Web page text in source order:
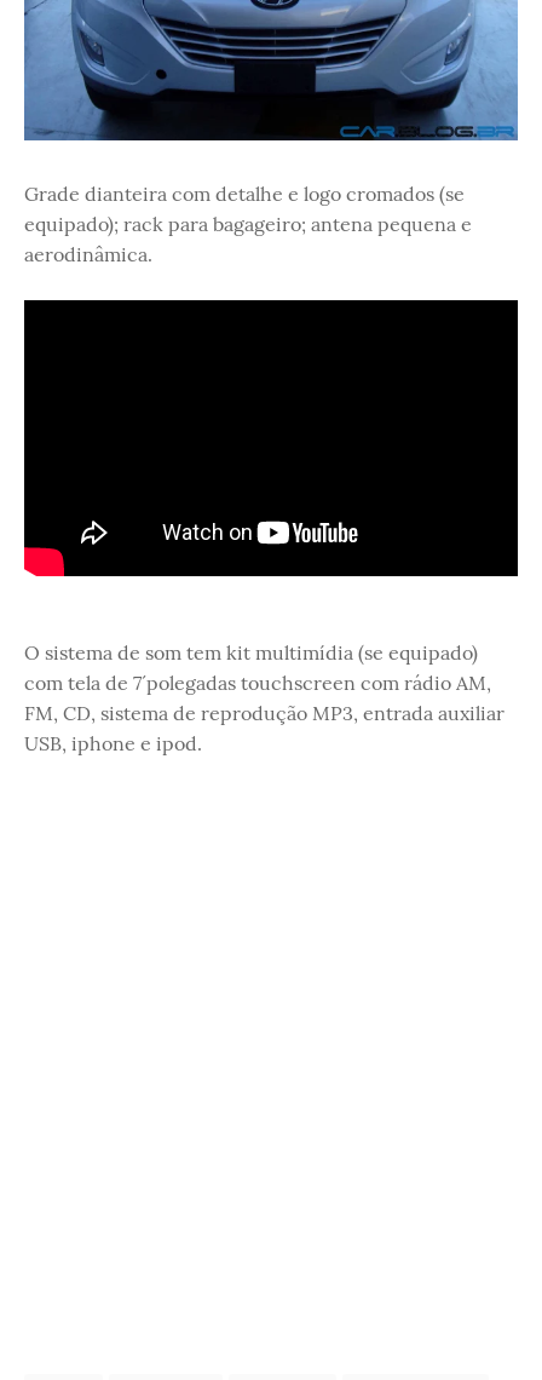
Grade dianteira com detalhe e logo cromados (se
equipado); rack para bagageiro; antena pequena e
aerodinâmica.
O sistema de som tem kit multimídia (se equipado)
com tela de 7´polegadas touchscreen com rádio AM,
FM, CD, sistema de reprodução MP3, entrada auxiliar
USB, iphone e ipod.